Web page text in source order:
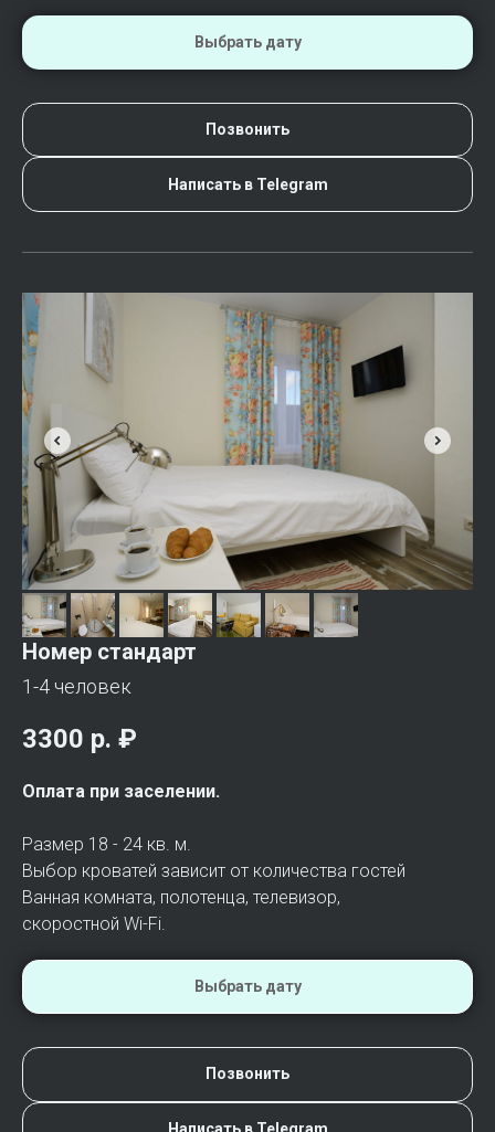
Выбрать дату
Позвонить
Написать в Telegram
Номер стандарт
1-4 человек
3300 р. ₽
Оплата при заселении.
Размер 18 - 24 кв. м.
Выбор кроватей зависит от количества гостей
Ванная комната, полотенца, телевизор,
скоростной Wi-Fi.
Выбрать дату
Позвонить
Написать в Telegram